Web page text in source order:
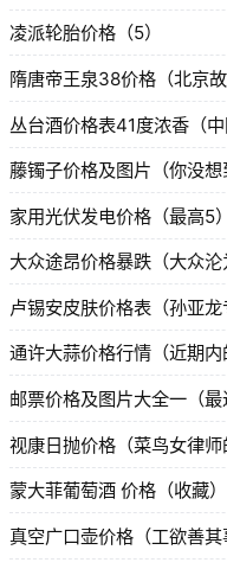
凌派轮胎价格（5）
隋唐帝王泉38价格（北京故
丛台酒价格表41度浓香（
藤镯子价格及图片（你没想
家用光伏发电价格（最高5）
大众途昂价格暴跌（大众沦
卢锡安皮肤价格表（孙亚龙
通许大蒜价格行情（近期内
邮票价格及图片大全一（最
视康日抛价格（菜鸟女律师
蒙大菲葡萄酒 价格（收藏）
真空广口壶价格（工欲善其